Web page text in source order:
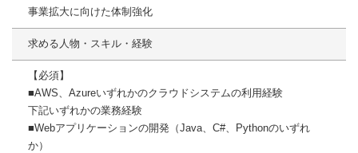
事業拡大に向けた体制強化
求める人物・スキル・経験
【必須】
■AWS、Azureいずれかのクラウドシステムの利用経験
下記いずれかの業務経験
■Webアプリケーションの開発（Java、C#、Pythonのいずれ
か）